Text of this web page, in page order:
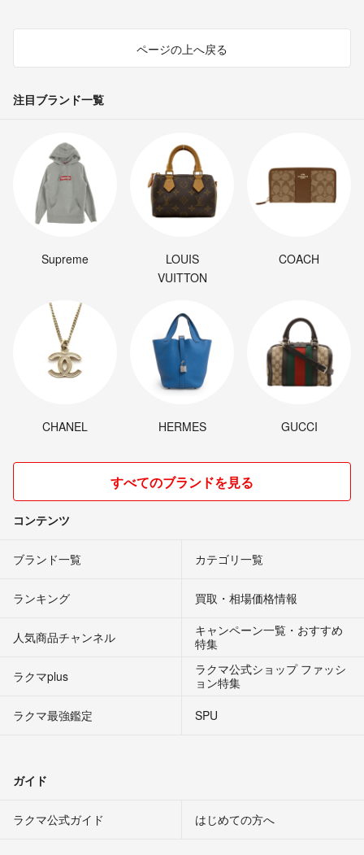
ページの上へ戻る
注目ブランド一覧
Supreme
LOUIS
VUITTON
COACH
CHANEL HERMES GUCCI
すべてのブランドを見る
コンテンツ
ブランド一覧 カテゴリ一覧
ランキング 買取・相場価格情報
人気商品チャンネル
キャンペーン一覧・おすすめ
特集
ラクマplus
ラクマ公式ショップ ファッシ
ョン特集
ラクマ最強鑑定
SPU
ガイド
ラクマ公式ガイド はじめての方へ